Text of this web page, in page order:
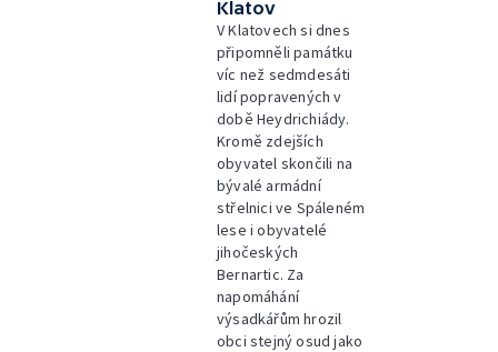
Klatov
V Klatovech si dnes
připomněli památku
víc než sedmdesáti
lidí popravených v
době Heydrichiády.
Kromě zdejších
obyvatel skončili na
bývalé armádní
střelnici ve Spáleném
lese i obyvatelé
jihočeských
Bernartic. Za
napomáhání
výsadkářům hrozil
obci stejný osud jako